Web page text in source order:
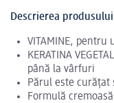
Descrierea produsului
VITAMINE, pentru
KERATINA
până la vârfuri
Părul este curățat
Formulă